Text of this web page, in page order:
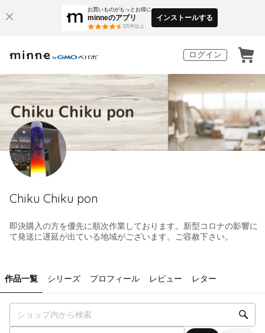
お買いものがもっとお得に
minneのアプリ
3万件以上
インストールする
ログイン
Chiku Chiku pon
即決購入の方を優先に順次作業しております。新型コロナの影響に
て発送に遅延が出ている地域がございます。ご容赦下さい。
作品一覧 シリーズ プロフィール レビュー レター